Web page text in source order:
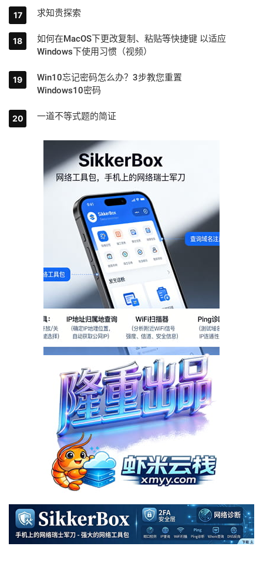
求知贵探索
如何在MacOS下更改复制、粘贴等快捷键 以适应
Windows下使用习惯（视频）
Win10忘记密码怎么办？3步教您重置
Windows10密码
一道不等式题的简证